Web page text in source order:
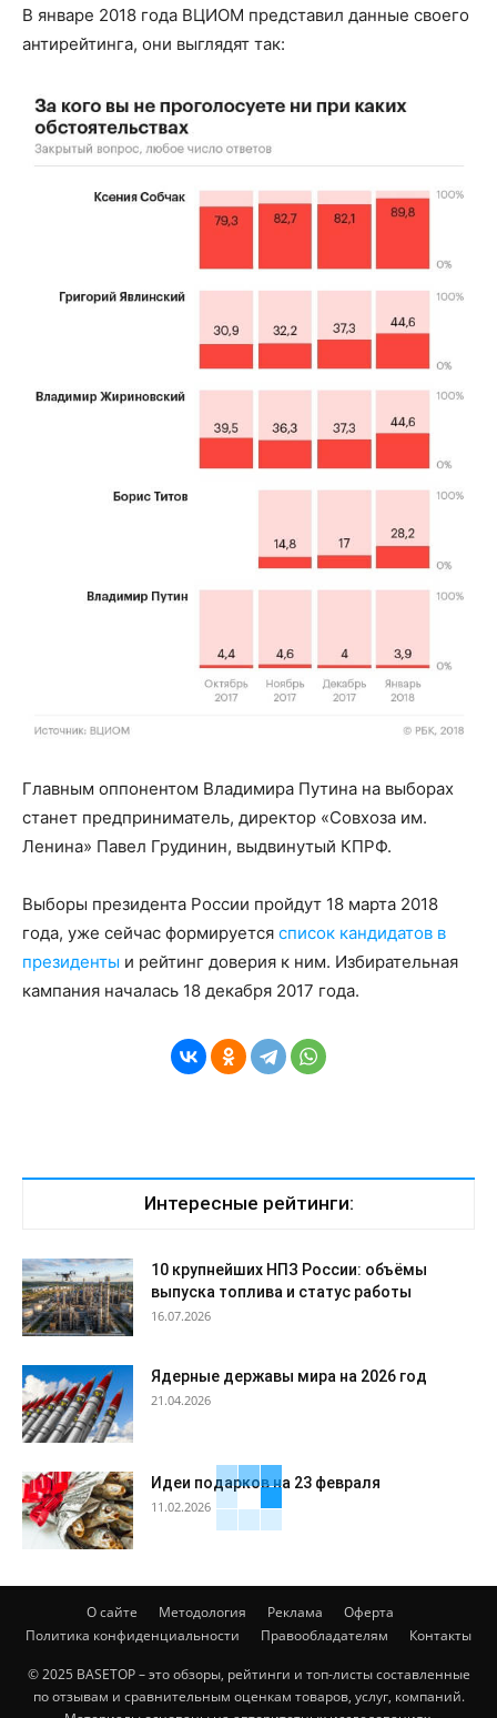
В январе 2018 года ВЦИОМ представил данные своего
антирейтинга, они выглядят так:
Главным оппонентом Владимира Путина на выборах
станет предприниматель, директор «Совхоза им.
Ленина» Павел Грудинин, выдвинутый КПРФ.
Выборы президента России пройдут 18 марта 2018
года, уже сейчас формируется список кандидатов в
президенты и рейтинг доверия к ним. Избирательная
кампания началась 18 декабря 2017 года.
Интересные рейтинги:
10 крупнейших НПЗ России: объёмы
выпуска топлива и статус работы
16.07.2026
Ядерные державы мира на 2026 год
21.04.2026
Идеи подарков на 23 февраля
11.02.2026
О сайте Методология Реклама
Оферта
Политика конфиденциальности
Правообладателям Контакты
© 2025 BASETOP – это обзоры, рейтинги и топ-листы составленные
по отзывам и сравнительным оценкам товаров, услуг, компаний.